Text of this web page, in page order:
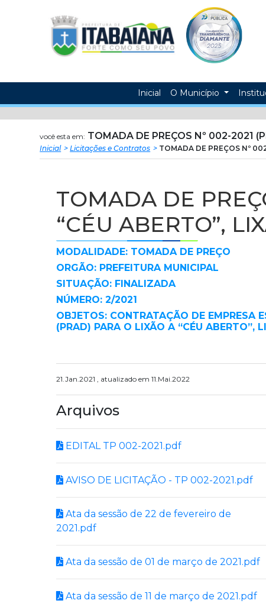
Prefeitura
Municipal
Itabaiana
Inicial O Município
você esta em: TOMADA DE PREÇOS Nº 002-2021
Inicial Licitações e Contratos TOMADA DE PREÇOS Nº
TOMADA DE
“CÉU ABERTO”,
MODALIDADE: TOMADA DE PREÇO
ORGÃO: PREFEITURA MUNICIPAL
SITUAÇÃO: FINALIZADA
NÚMERO: 2/2021
OBJETOS: CONTRATAÇÃO DE EMPRESA
(PRAD) PARA O LIXÃO A “CÉU ABERTO”,
21.Jan.2021 , atualizado em 11.Mai.2022
Arquivos
EDITAL TP 002-2021.pdf
AVISO DE LICITAÇÃO - TP 002-2021.pdf
Ata da sessão de 22 de fevereiro de
2021.pdf
Ata da sessão de 01 de março de 2021.pdf
Ata da sessão de 11 de março de 2021.pdf